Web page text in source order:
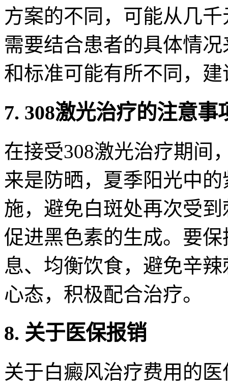
方案的不同，可能从几
需要结合患者的具体情
和标准可能有所不同，
7. 308激光治疗的注意事
在接受308激光治疗期间
来是防晒，夏季阳光中
施，避免白斑处再次受
促进黑色素的生成。要
息、均衡饮食，避免辛
心态，积极配合治疗。
8. 关于医保报销
关于白癜风治疗费用的